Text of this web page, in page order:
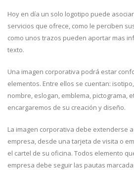
Hoy en día un solo logotipo puede
servicios que ofrece, como le perciben
como unos trazos pueden aportar mas
texto.
Una imagen corporativa podrá estar
elementos. Entre ellos se cuentan:
nombre, eslogan, emblema, pictograma,
encargaremos de su creación y diseño.
La imagen corporativa debe extenderse
empresa, desde una tarjeta de visita o
el cartel de su oficina. Todos elemento
empresa debe seguir las pautas